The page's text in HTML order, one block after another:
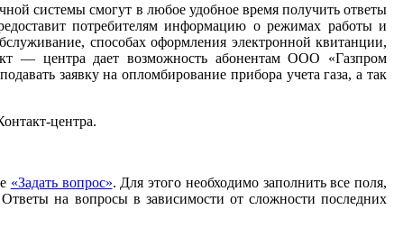
системы смогут в любое удобное время получить ответы
потребителям информацию о режимах работы и
способах оформления электронной квитанции,
— центра дает возможность абонентам ООО «Газпром
заявку на опломбирование прибора учета газа, а так
центра.
«Задать вопрос». Для этого необходимо заполнить все поля,
на вопросы в зависимости от сложности последних